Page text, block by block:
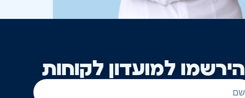
הירשמו למועדון לקוחות